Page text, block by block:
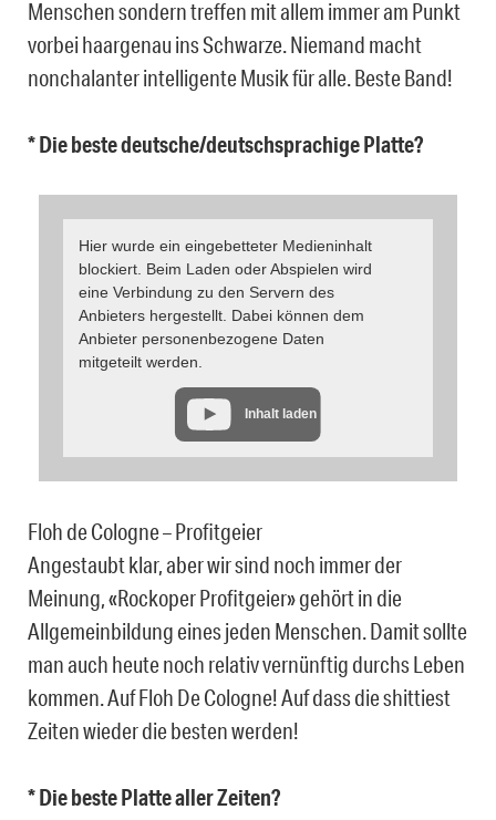
Menschen sondern treffen mit allem immer am Punkt
vorbei haargenau ins Schwarze. Niemand macht
nonchalanter intelligente Musik für alle. Beste Band!
* Die beste deutsche/deutschsprachige Platte?
Hier wurde ein eingebetteter Medieninhalt
blockiert. Beim Laden oder Abspielen wird
eine Verbindung zu den Servern des
Anbieters hergestellt. Dabei können dem
Anbieter personenbezogene Daten
mitgeteilt werden.
Inhalt laden
Floh de Cologne – Profitgeier
Angestaubt klar, aber wir sind noch immer der
Meinung, «Rockoper Profitgeier» gehört in die
Allgemeinbildung eines jeden Menschen. Damit sollte
man auch heute noch relativ vernünftig durchs Leben
kommen. Auf Floh De Cologne! Auf dass die shittiest
Zeiten wieder die besten werden!
* Die beste Platte aller Zeiten?